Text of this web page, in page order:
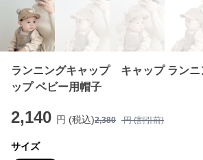
ランニングキャップ キャップ ランニ
ップ ベビー用帽子
2,140 円 (税込)2,380 円 (割引前)
サイズ